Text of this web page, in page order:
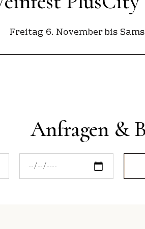
Freitag 6. November bis
Anfragen &